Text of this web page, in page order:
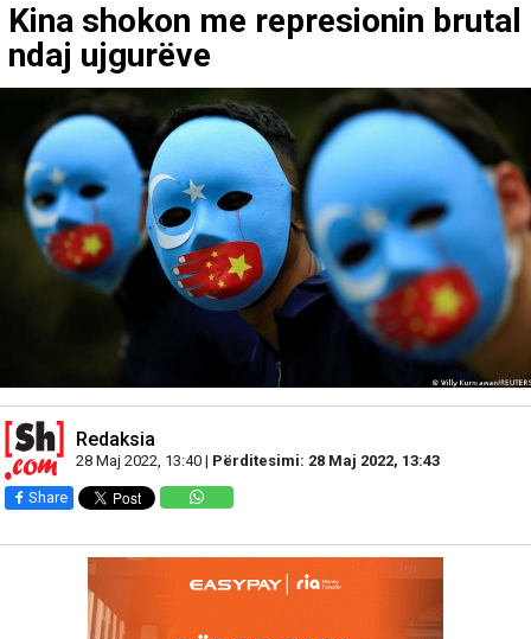
Kina shokon me represionin brutal
ndaj ujgurëve
Redaksia
28 Maj 2022, 13:40 | Përditesimi: 28 Maj 2022, 13:43
Share